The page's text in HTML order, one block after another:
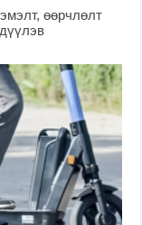
өөрчлөлт